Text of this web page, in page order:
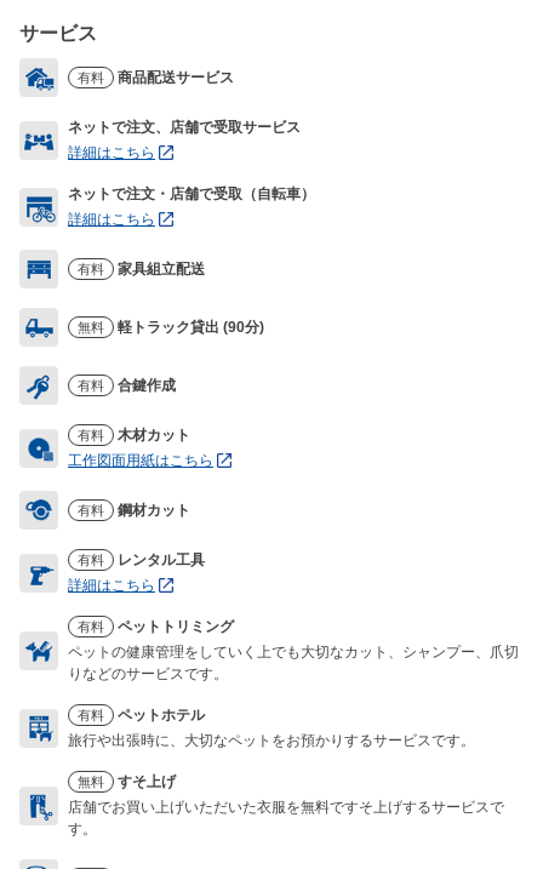
サービス
有料 商品配送サービス
ネットで注文、店舗で受取サービス
詳細はこちら
ネットで注文・店舗で受取（自転車）
詳細はこちら
有料 家具組立配送
無料 軽トラック貸出 (90分)
有料 合鍵作成
有料
木材カット
工作図面用紙はこちら
有料 鋼材カット
有料
レンタル工具
詳細はこちら
有料
ペットトリミング
ペットの健康管理をしていく上でも大切なカット、シャンプー、爪切
りなどのサービスです。
有料
ペットホテル
旅行や出張時に、大切なペットをお預かりするサービスです。
無料
すそ上げ
店舗でお買い上げいただいた衣服を無料ですそ上げするサービスで
す。